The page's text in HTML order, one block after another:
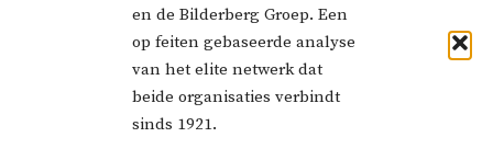
en de Bilderberg Groep. Een
op feiten gebaseerde analyse
van het elite netwerk dat
beide organisaties verbindt
sinds 1921.
Belangrijke deelnemers aan CIA-
documenten
In geheime dossiers worden verschillende